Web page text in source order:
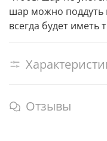
шар можно поддуть
всегда будет иметь
Отзывы